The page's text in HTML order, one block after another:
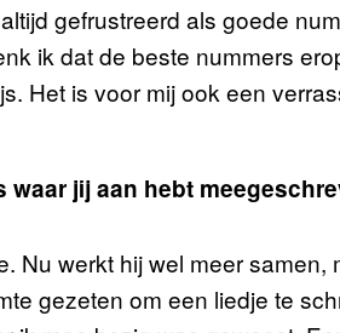
gefrustreerd als goede
ik dat de beste nummers
Het is voor mij ook een
jij aan hebt
Nu werkt hij wel meer samen,
gezeten om een liedje te